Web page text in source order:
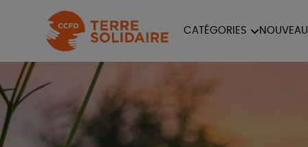
CATÉGORIES